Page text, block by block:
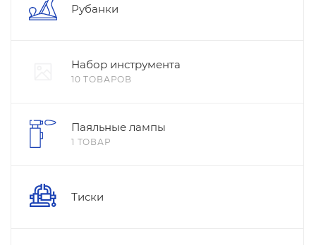
Рубанки
Набор инструмента
10 ТОВАРОВ
Паяльные лампы
1 ТОВАР
Тиски